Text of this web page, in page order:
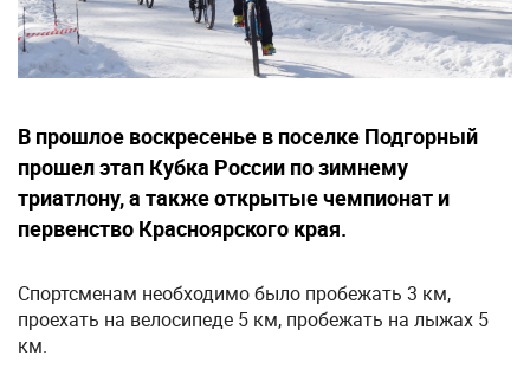
В прошлое воскресенье в поселке Подгорный
прошел этап Кубка России по зимнему
триатлону, а также открытые чемпионат и
первенство Красноярского края.
Спортсменам необходимо было пробежать 3 км,
проехать на велосипеде 5 км, пробежать на лыжах 5
км.